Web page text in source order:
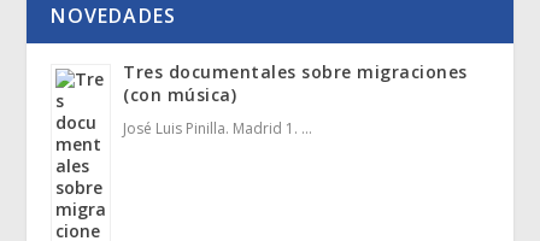
NOVEDADES
Tres documentales sobre migraciones
(con música)
José Luis Pinilla. Madrid 1. …